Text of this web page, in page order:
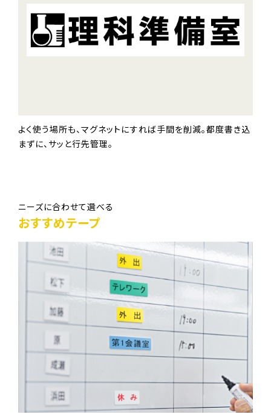
よく使う場所も、マグネットにすれば手間を削減。都度書き込
まずに、サッと行先管理。
ニーズに合わせて選べる
おすすめテープ